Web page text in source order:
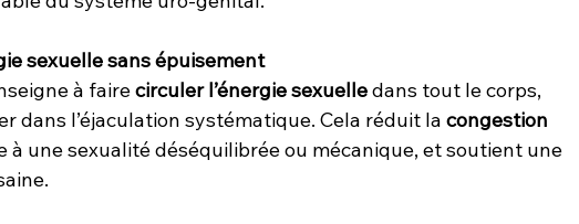
sexuelle sans épuisement
à faire circuler l’énergie sexuelle dans tout le corps,
dans l’éjaculation systématique. Cela réduit la congestion
à une sexualité déséquilibrée ou mécanique, et soutient une